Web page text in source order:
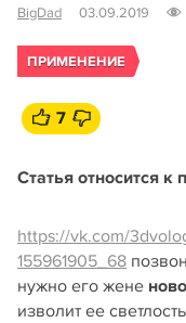
BigDad 03.09.2019
ПРИМЕНЕНИЕ
7
Статья относится к
https://vk.com/
155961905_68
нужно его жене
изволит ее